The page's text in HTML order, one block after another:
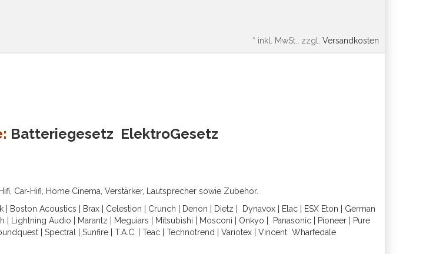
* inkl. MwSt., zzgl. Versandkosten
Batteriegesetz ElektroGesetz
Car-Hifi, Home Cinema, Verstärker, Lautsprecher sowie Zubehör.
Boston Acoustics Brax Celestion Crunch Denon Dietz Dynavox Elac ESX Eton
German
Lightning Audio Marantz Meguiars Mitsubishi Mosconi Onkyo Panasonic| Pioneer|
Pure
Spectral Sunfire T.A.C. Teac Technotrend Variotex Vincent Wharfedal e